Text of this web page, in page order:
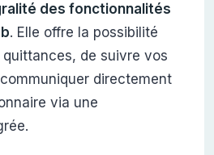
des fonctionnalités
. Elle offre la possibilité
de suivre vos
directement
via une